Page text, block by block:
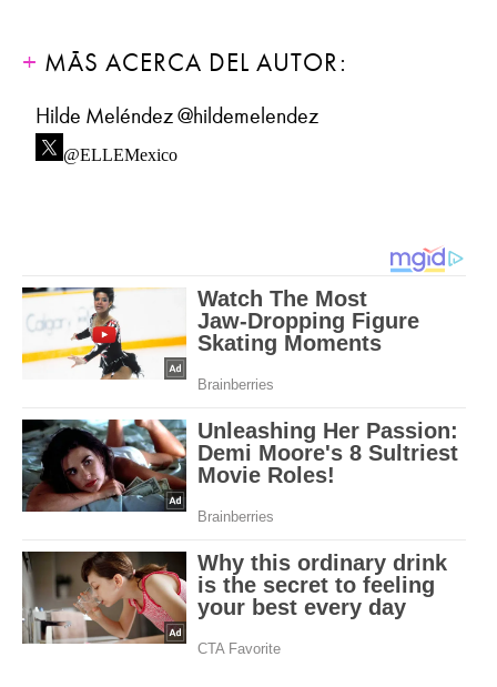
MÁS ACERCA DEL AUTOR:
Hilde Meléndez @hildemelendez
@ELLEMexico